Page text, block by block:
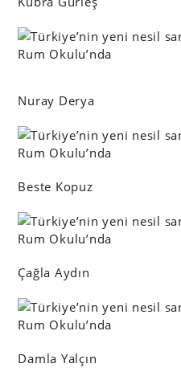
Nuray Derya
Beste Kopuz
Çağla Aydın
Damla Yalçın